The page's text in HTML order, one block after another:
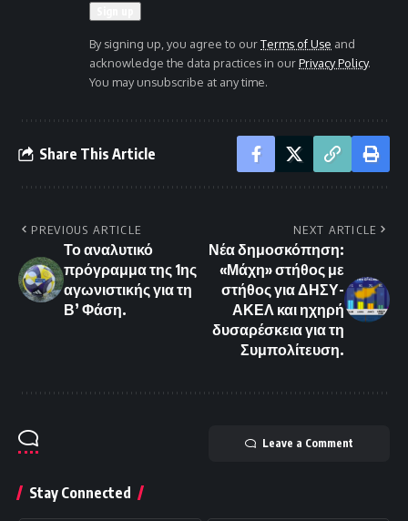
By signing up, you agree to ourTerms of Use and
acknowledge the data practices in ourPrivacy Policy.
You may unsubscribe at any time.
Share This Article
PREVIOUS ARTICLE
Το αναλυτικό
πρόγραμμα της 1ης
αγωνιστικής για τη
Β’ Φάση.
NEXT ARTICLE
Νέα δημοσκόπηση:
«Μάχη» στήθος με
στήθος για ΔΗΣΥ-
ΑΚΕΛ και ηχηρή
δυσαρέσκεια για τη
Συμπολίτευση.
Leave a Comment
Stay Connected